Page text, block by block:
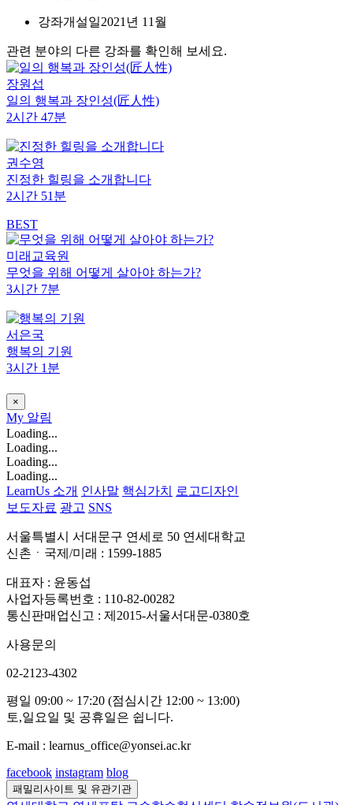
강좌개설일2021년 11월
관련 분야의 다른 강좌를 확인해 보세요.
장원섭
일의 행복과 장인성(匠人性)
2시간 47분
권수영
진정한 힐링을 소개합니다
2시간 51분
BEST
미래교육원
무엇을 위해 어떻게 살아야 하는가?
3시간 7분
서은국
행복의 기원
3시간 1분
×
My 알림
Loading...
Loading...
Loading...
Loading...
LearnUs 소개 인사말 핵심가치
로고디자인
보도자료 광고 SNS
서울특별시 서대문구 연세로 50 연세대학교
신촌ㆍ국제/미래 : 1599-1885
대표자 : 윤동섭
사업자등록번호 : 110-82-00282
통신판매업신고 : 제2015-서울서대문-0380호
사용문의
02-2123-4302
평일 09:00 ~ 17:20 (점심시간 12:00 ~ 13:00)
토,일요일 및 공휴일은 쉽니다.
E-mail : learnus_office@yonsei.ac.kr
facebook instagram blog
패밀리사이트 및 유관기관